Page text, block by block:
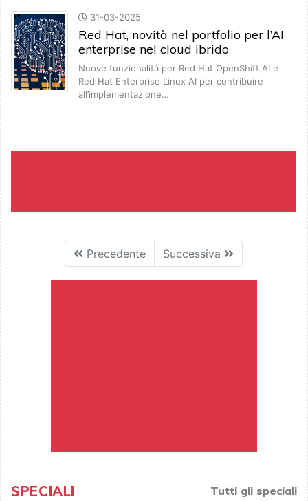
31-03-2025
Red Hat, novità nel portfolio per l’AI
enterprise nel cloud ibrido
Nuove funzionalità per Red Hat OpenShift AI e
Red Hat Enterprise Linux AI per contribuire
all’implementazione…
Precedente Successiva
SPECIALI Tutti gli speciali